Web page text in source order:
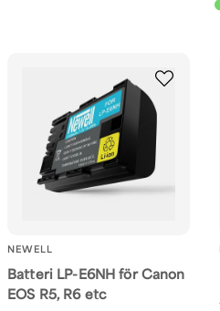
NEWELL
Batteri LP-E6NH för Canon
EOS R5, R6 etc